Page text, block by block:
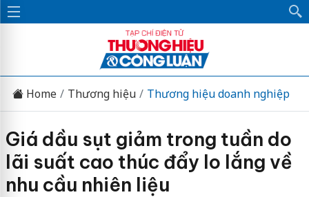
Home Thương hiệu Thương hiệu doanh nghiệp
Giá dầu sụt giảm trong tuần do
lãi suất cao thúc đẩy lo lắng về
nhu cầu nhiên liệu